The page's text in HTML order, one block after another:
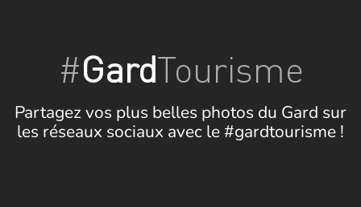
#GardTourisme
Partagez vos plus belles photos du Gard sur
les réseaux sociaux avec le #gardtourisme !